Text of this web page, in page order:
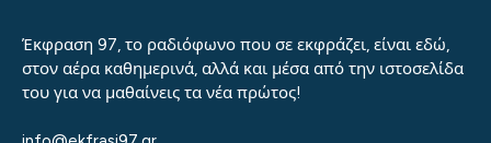
Έκφραση 97, το ραδιόφωνο που σε εκφράζει, είναι εδώ,
στον αέρα καθημερινά, αλλά και μέσα από την ιστοσελίδα
του για να μαθαίνεις τα νέα πρώτος!